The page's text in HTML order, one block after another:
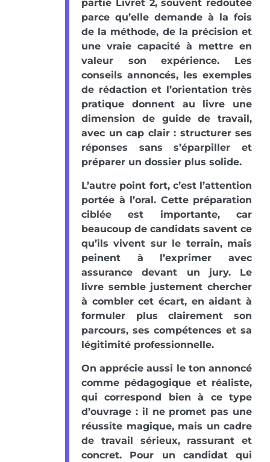
partie Livret 2, souvent redoutée
parce qu’elle demande à la fois
de la méthode, de la précision et
une vraie capacité à mettre en
valeur son expérience. Les
conseils annoncés, les exemples
de rédaction et l’orientation très
pratique donnent au livre une
dimension de guide de travail,
avec un cap clair : structurer ses
réponses sans s’éparpiller et
préparer un dossier plus solide.
L’autre point fort, c’est l’attention
portée à l’oral. Cette préparation
ciblée est importante, car
beaucoup de candidats savent ce
qu’ils vivent sur le terrain, mais
peinent à l’exprimer avec
assurance devant un jury. Le
livre semble justement chercher
à combler cet écart, en aidant à
formuler plus clairement son
parcours, ses compétences et sa
légitimité professionnelle.
On apprécie aussi le ton annoncé
comme pédagogique et réaliste,
qui correspond bien à ce type
d’ouvrage : il ne promet pas une
réussite magique, mais un cadre
de travail sérieux, rassurant et
concret. Pour un candidat qui